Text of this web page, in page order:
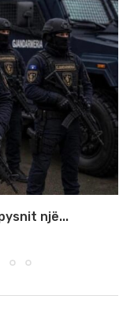
një...